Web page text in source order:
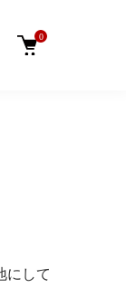
0
にして